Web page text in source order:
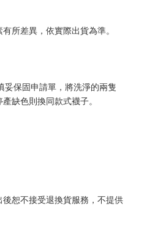
所差異，依實際出貨為準。
保固申請單，將洗淨的兩隻
缺色則換同款式襪子。
恕不接受退換貨服務，不提供